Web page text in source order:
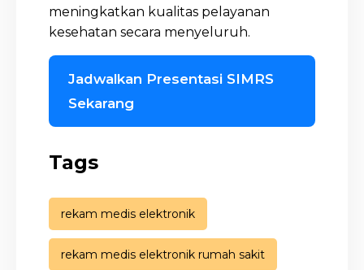
meningkatkan kualitas pelayanan
kesehatan secara menyeluruh.
Jadwalkan Presentasi SIMRS
Sekarang
Tags
rekam medis elektronik
rekam medis elektronik rumah sakit